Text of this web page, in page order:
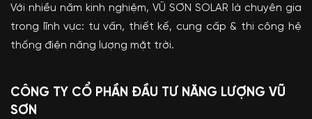
Với nhiều năm kinh nghiệm, VŨ SƠN SOLAR là chuyên gia
trong lĩnh vực: tư vấn, thiết kế, cung cấp & thi công hệ
thống điện năng lượng mặt trời.
CÔNG TY CỔ PHẦN ĐẦU TƯ NĂNG LƯỢNG VŨ
SƠN